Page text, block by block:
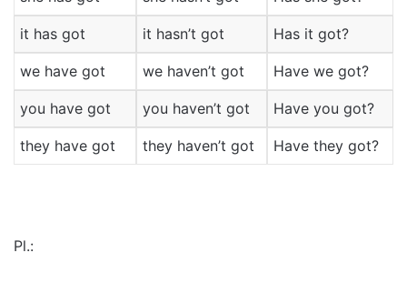
it has got it hasn’t got Has it got?
we have got we haven’t got Have we got?
you have got you haven’t got Have you got?
they have got they haven’t got Have they got?
Pl.: